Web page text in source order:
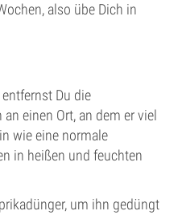
also übe Dich in
Du die
einen Ort, an dem er viel
wie eine normale
in heißen und feuchten
um ihn gedüngt